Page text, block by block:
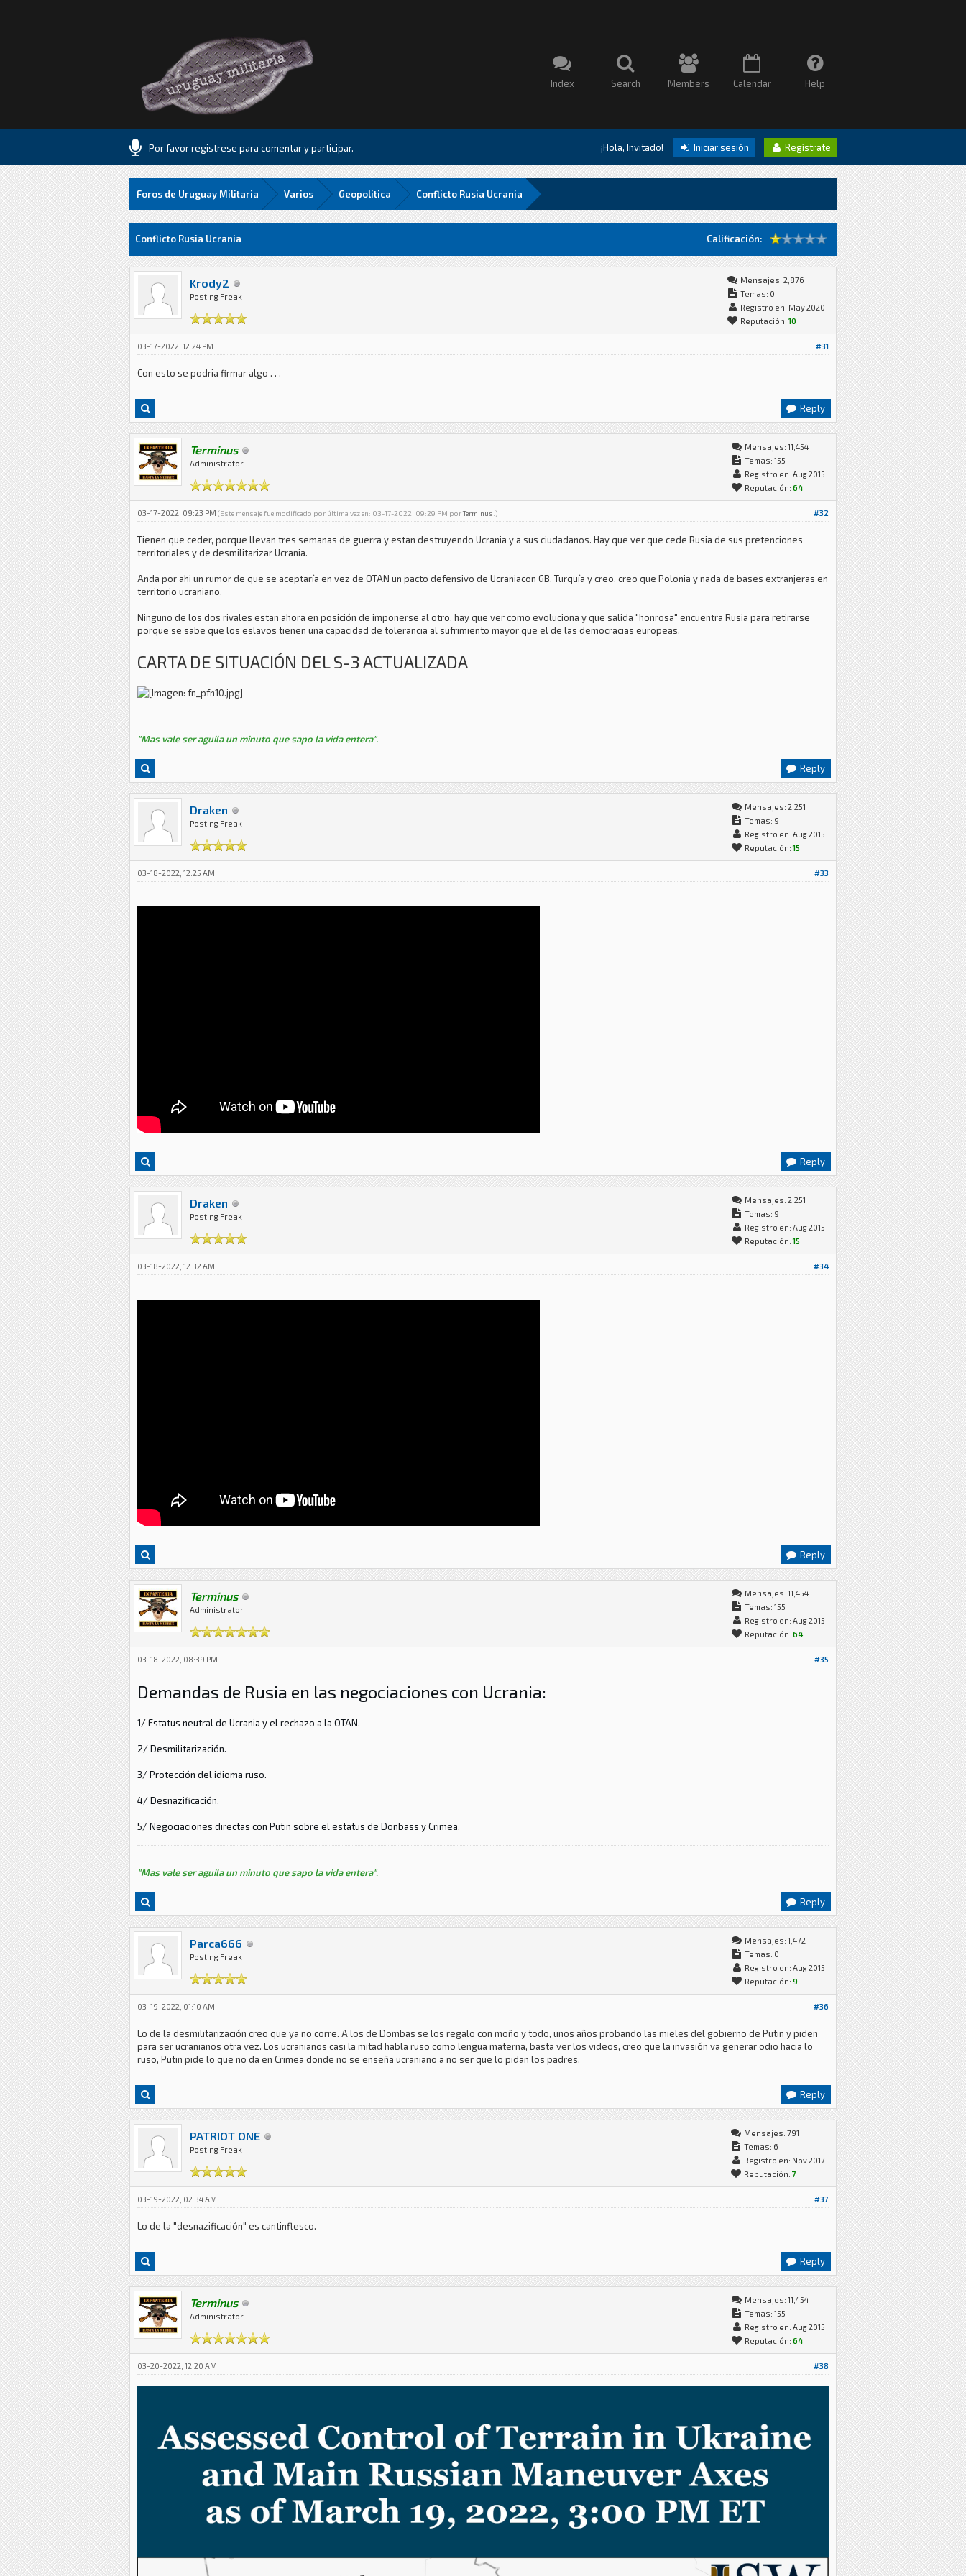
Index Search Members Calendar Help
Por favor registrese para comentar y participar. ¡Hola, Invitado! Iniciar sesión Regístrate
Foros de Uruguay Militaria Varios Geopolitica Conflicto Rusia Ucrania
Calificación:
1 voto(s) - 1 Media
1
2
3
4
5 Conflicto Rusia Ucrania
Krody2
Posting Freak
Mensajes: 2,876
Temas: 0
Registro en: May 2020
Reputación: 10
#31
03-17-2022, 12:24 PM
Con esto se podria firmar algo . . .
Reply
Terminus
Administrator
Mensajes: 11,454
Temas: 155
Registro en: Aug 2015
Reputación: 64
#32
03-17-2022, 09:23 PM (Este mensaje fue modificado por última vez en: 03-17-2022, 09:29 PM porTerminus .)
Tienen que ceder, porque llevan tres semanas de guerra y estan destruyendo Ucrania y a sus ciudadanos. Hay que ver que cede Rusia de sus pretenciones
territoriales y de desmilitarizar Ucrania.
Anda por ahi un rumor de que se aceptaría en vez de OTAN un pacto defensivo de Ucraniacon GB, Turquía y creo, creo que Polonia y nada de bases extranjeras en
territorio ucraniano.
Ninguno de los dos rivales estan ahora en posición de imponerse al otro, hay que ver como evoluciona y que salida "honrosa" encuentra Rusia para retirarse
porque se sabe que los eslavos tienen una capacidad de tolerancia al sufrimiento mayor que el de las democracias europeas.
CARTA DE SITUACIÓN DEL S-3 ACTUALIZADA
"Mas vale ser aguila un minuto que sapo la vida entera".
Reply
Draken
Posting Freak
Mensajes: 2,251
Temas: 9
Registro en: Aug 2015
Reputación: 15
#33
03-18-2022, 12:25 AM
Reply
Draken
Posting Freak
Mensajes: 2,251
Temas: 9
Registro en: Aug 2015
Reputación: 15
#34
03-18-2022, 12:32 AM
Reply
Terminus
Administrator
Mensajes: 11,454
Temas: 155
Registro en: Aug 2015
Reputación: 64
#35
03-18-2022, 08:39 PM
Demandas de Rusia en las negociaciones con Ucrania:
1/ Estatus neutral de Ucrania y el rechazo a la OTAN.
2/ Desmilitarización.
3/ Protección del idioma ruso.
4/ Desnazificación.
5/ Negociaciones directas con Putin sobre el estatus de Donbass y Crimea.
"Mas vale ser aguila un minuto que sapo la vida entera".
Reply
Parca666
Posting Freak
Mensajes: 1,472
Temas: 0
Registro en: Aug 2015
Reputación: 9
#36
03-19-2022, 01:10 AM
Lo de la desmilitarización creo que ya no corre. A los de Dombas se los regalo con moño y todo, unos años probando las mieles del gobierno de Putin y piden
para ser ucranianos otra vez. Los ucranianos casi la mitad habla ruso como lengua materna, basta ver los videos, creo que la invasión va generar odio hacia lo
ruso, Putin pide lo que no da en Crimea donde no se enseña ucraniano a no ser que lo pidan los padres.
Reply
PATRIOT ONE
Posting Freak
Mensajes: 791
Temas: 6
Registro en: Nov 2017
Reputación: 7
#37
03-19-2022, 02:34 AM
Lo de la "desnazificación" es cantinflesco.
Reply
Terminus
Administrator
Mensajes: 11,454
Temas: 155
Registro en: Aug 2015
Reputación: 64
#38
03-20-2022, 12:20 AM